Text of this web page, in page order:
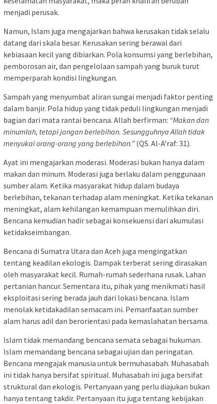
menjadi perusak.
Namun, Islam juga mengajarkan bahwa kerusakan tidak selalu
datang dari skala besar. Kerusakan sering berawal dari
kebiasaan kecil yang dibiarkan. Pola konsumsi yang berlebihan,
pemborosan air, dan pengelolaan sampah yang buruk turut
memperparah kondisi lingkungan.
Sampah yang menyumbat aliran sungai menjadi faktor penting
dalam banjir. Pola hidup yang tidak peduli lingkungan menjadi
bagian dari mata rantai bencana. Allah berfirman: “Makan dan
minumlah, tetapi jangan berlebihan. Sesungguhnya Allah tidak
menyukai orang-orang yang berlebihan.” (QS. Al-A’raf: 31).
Ayat ini mengajarkan moderasi. Moderasi bukan hanya dalam
makan dan minum. Moderasi juga berlaku dalam penggunaan
sumber alam. Ketika masyarakat hidup dalam budaya
berlebihan, tekanan terhadap alam meningkat. Ketika tekanan
meningkat, alam kehilangan kemampuan memulihkan diri.
Bencana kemudian hadir sebagai konsekuensi dari akumulasi
ketidakseimbangan.
Bencana di Sumatra Utara dan Aceh juga mengingatkan
tentang keadilan ekologis. Dampak terberat sering dirasakan
oleh masyarakat kecil. Rumah-rumah sederhana rusak. Lahan
pertanian hancur. Sementara itu, pihak yang menikmati hasil
eksploitasi sering berada jauh dari lokasi bencana. Islam
menolak ketidakadilan semacam ini. Pemanfaatan sumber
alam harus adil dan berorientasi pada kemaslahatan bersama.
Islam tidak memandang bencana semata sebagai hukuman.
Islam memandang bencana sebagai ujian dan peringatan.
Bencana mengajak manusia untuk bermuhasabah. Muhasabah
ini tidak hanya bersifat spiritual. Muhasabah ini juga bersifat
struktural dan ekologis. Pertanyaan yang perlu diajukan bukan
hanya tentang takdir. Pertanyaan itu juga tentang kebijakan